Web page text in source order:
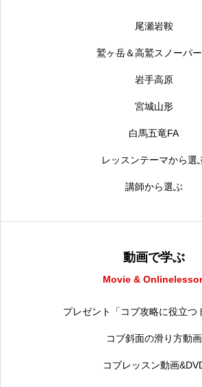
尾瀬岩鞍
鷲ヶ岳＆高鷲スノーパ
岩手高原
宮城山形
白馬五竜FA
レッスンテーマから選
講師から選ぶ
動画で学ぶ
Movie &
プレゼント「コブ攻略に役立つ
コブ斜面の滑り方動画
コブレッスン動画